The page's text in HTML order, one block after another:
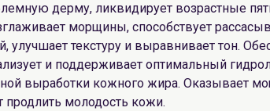
дерму, ликвидирует возрастные
морщины, способствует
улучшает текстуру и выравнивает тон.
и поддерживает оптимальный
выработки кожного жира. Оказывает
продлить молодость кожи.